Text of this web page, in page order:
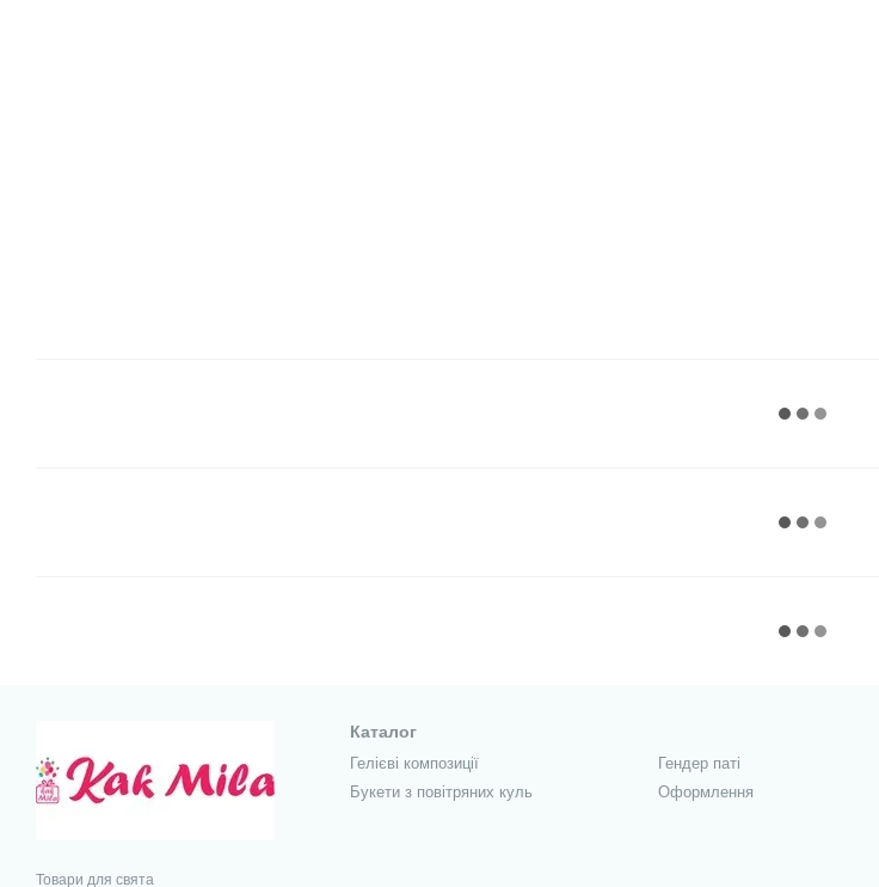
Товари для свята
Каталог
Гелієві композиції
Букети з повітряних куль
Гендер паті
Оформлення